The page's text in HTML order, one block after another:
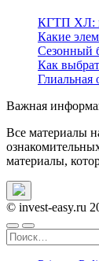
КГТП ХЛ:
Какие
Сезонный
Как
Глиальная
Важная
Все материалы
материалы,
© invest-easy.ru
Найти: